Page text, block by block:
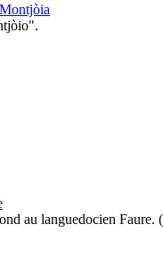
au languedocien